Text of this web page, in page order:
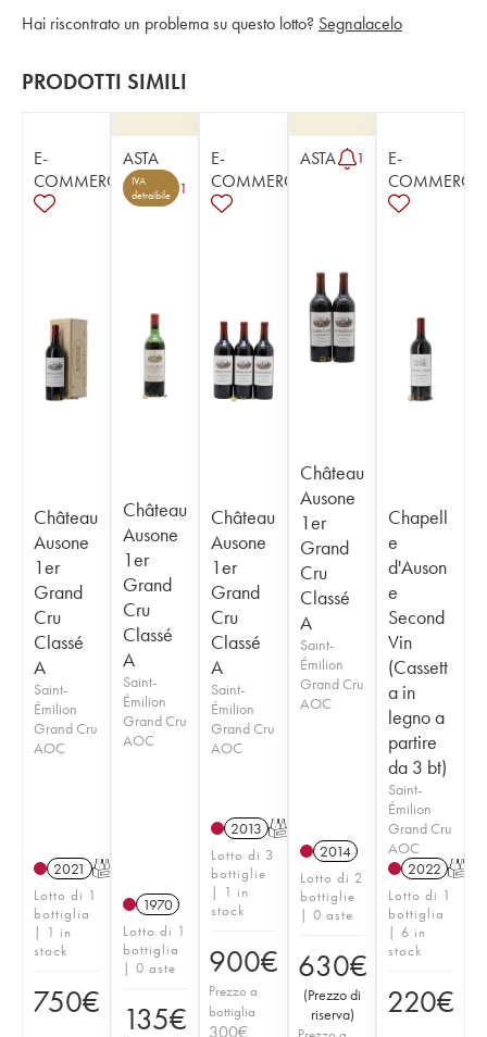
Hai riscontrato un problema su questo lotto? Segnalacelo
PRODOTTI SIMILI
E-
COMMERCE
Château
Ausone
1er
Grand
Cru
Classé
A
Saint-
Émilion
Grand Cru
AOC
2021 T
Lotto di 1
bottiglia
| 1 in
stock
750€
ASTA
IVA
detraibile
1
Château
Ausone
1er
Grand
Cru
Classé
A
Saint-
Émilion
Grand Cru
AOC
1970
Lotto di 1
bottiglia
| 0 aste
135€
E-
COMMERCE
Château
Ausone
1er
Grand
Cru
Classé
A
Saint-
Émilion
Grand Cru
AOC
2013 T
Lotto di 3
bottiglie
| 1 in
stock
900€
Prezzo a
bottiglia
300€
ASTA 1
Château
Ausone
1er
Grand
Cru
Classé
A
Saint-
Émilion
Grand Cru
AOC
2014
Lotto di 2
bottiglie
| 0 aste
630€
(Prezzo di
riserva)
E-
COMMERCE
Chapell
e
d'Auson
e
Second
Vin
(Cassett
a in
legno a
partire
da 3 bt)
Saint-
Émilion
Grand Cru
AOC
2022 T
Lotto di 1
bottiglia
| 6 in
stock
220€